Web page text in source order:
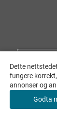
Dette
fungere
annonser og
Godta